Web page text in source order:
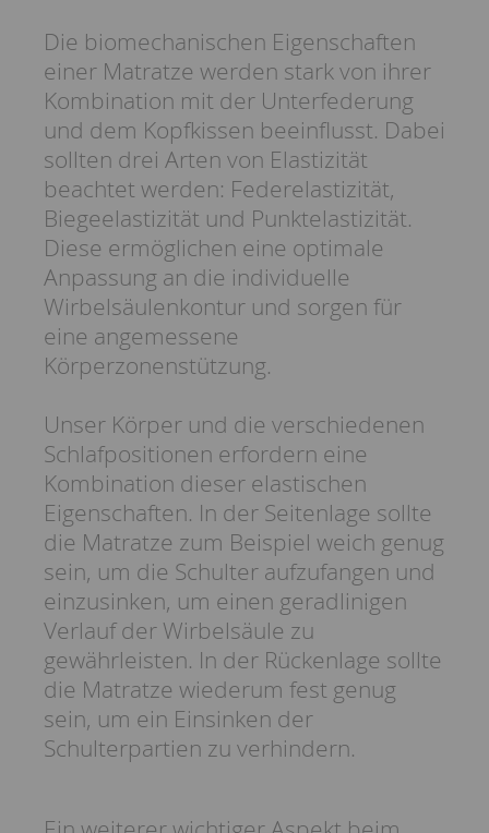
Die biomechanischen Eigenschaften
einer Matratze werden stark von ihrer
Kombination mit der Unterfederung
und dem Kopfkissen beeinflusst. Dabei
sollten drei Arten von Elastizität
beachtet werden: Federelastizität,
Biegeelastizität und Punktelastizität.
Diese ermöglichen eine optimale
Anpassung an die individuelle
Wirbelsäulenkontur und sorgen für
eine angemessene
Körperzonenstützung.
Unser Körper und die verschiedenen
Schlafpositionen erfordern eine
Kombination dieser elastischen
Eigenschaften. In der Seitenlage sollte
die Matratze zum Beispiel weich genug
sein, um die Schulter aufzufangen und
einzusinken, um einen geradlinigen
Verlauf der Wirbelsäule zu
gewährleisten. In der Rückenlage sollte
die Matratze wiederum fest genug
sein, um ein Einsinken der
Schulterpartien zu verhindern.